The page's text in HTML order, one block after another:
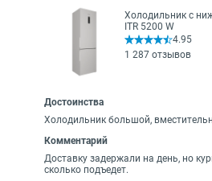
Холодильник с
ITR 5200 W
4.95
1 287 отзывов
Достоинства
Холодильник большой,
Комментарий
Доставку задержали на день, но
сколько подъедет.